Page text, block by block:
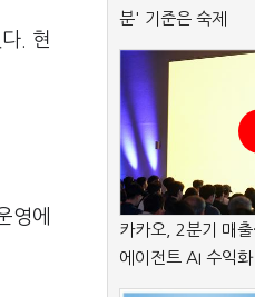
. 현
영에
분' 기준은 숙제
카카오, 2분기 매
에이전트 AI 수익화